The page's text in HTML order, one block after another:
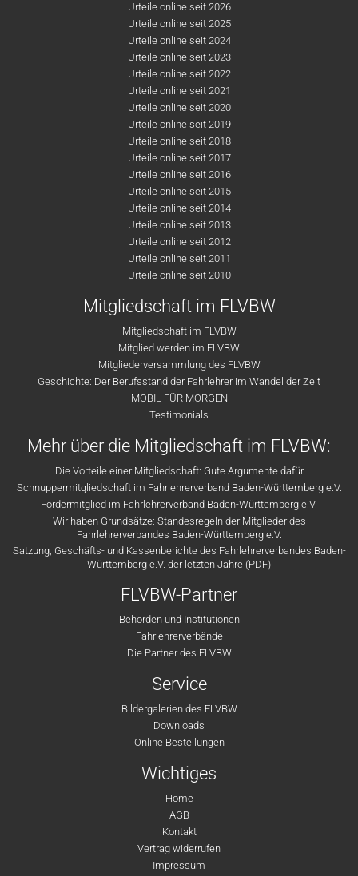
Urteile online seit 2026
Urteile online seit 2025
Urteile online seit 2024
Urteile online seit 2023
Urteile online seit 2022
Urteile online seit 2021
Urteile online seit 2020
Urteile online seit 2019
Urteile online seit 2018
Urteile online seit 2017
Urteile online seit 2016
Urteile online seit 2015
Urteile online seit 2014
Urteile online seit 2013
Urteile online seit 2012
Urteile online seit 2011
Urteile online seit 2010
Mitgliedschaft im FLVBW
Mitgliedschaft im FLVBW
Mitglied werden im FLVBW
Mitgliederversammlung des FLVBW
Geschichte: Der Berufsstand der Fahrlehrer im Wandel der Zeit
MOBIL FÜR MORGEN
Testimonials
Mehr über die Mitgliedschaft im FLVBW:
Die Vorteile einer Mitgliedschaft: Gute Argumente dafür
Schnuppermitgliedschaft im Fahrlehrerverband Baden-Württemberg e.V.
Fördermitglied im Fahrlehrerverband Baden-Württemberg e.V.
Wir haben Grundsätze: Standesregeln der Mitglieder des
Fahrlehrerverbandes Baden-Württemberg e.V.
Satzung, Geschäfts- und Kassenberichte des Fahrlehrerverbandes Baden-
Württemberg e.V. der letzten Jahre (PDF)
FLVBW-Partner
Behörden und Institutionen
Fahrlehrerverbände
Die Partner des FLVBW
Service
Bildergalerien des FLVBW
Downloads
Online Bestellungen
Wichtiges
Home
AGB
Kontakt
Vertrag widerrufen
Impressum